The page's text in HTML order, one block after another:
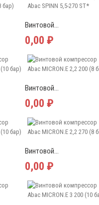
Винтовой...
0,00 ₽
Винтовой...
0,00 ₽
Винтовой...
0,00 ₽